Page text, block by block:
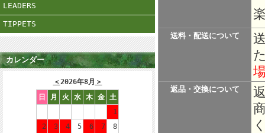
LEADERS
TIPPETS
カレンダー
＜2026年8月 ＞
日
月 火 水 木 金
土
1
2
3 4 5 6 7
8
送料・配送について
返品・交換について